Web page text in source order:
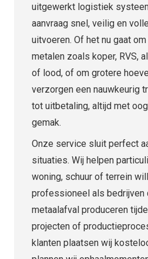
uitgewerkt logistiek
aanvraag snel, veilig en
uitvoeren. Of het nu gaat
metalen zoals koper, RVS,
of lood, of om grotere
verzorgen een nauwkeurig
tot uitbetaling, altijd met
gemak.
Onze service sluit perfect
situaties. Wij helpen
woning, schuur of terrein
professioneel als bedrijven
metaalafval produceren
projecten of
klanten plaatsen wij